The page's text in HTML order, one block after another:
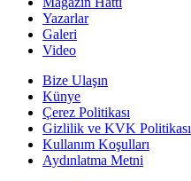
Yazarlar
Galeri
Video
Bize Ulaşın
Künye
Çerez Politikası
Gizlilik ve KVK Politikası
Kullanım Koşulları
Aydınlatma Metni